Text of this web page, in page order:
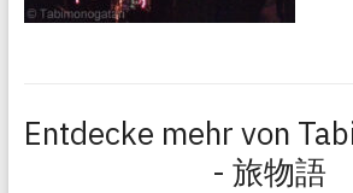
Entdecke mehr von
- 旅物語